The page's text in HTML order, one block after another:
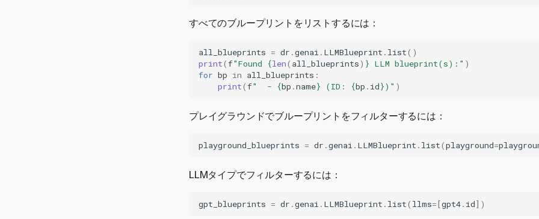
すべてのブループリントをリストするには：
all_blueprints = dr .genai . LLMBlueprint . list()
print(f"Found {len( all_blueprints) } LLM blueprint(s):" )
for bp in all_blueprints :
print(f"  - {bp .name} (ID: {bp . id})" )
プレイグラウンドでブループリントをフィルターするには：
playground_blueprints = dr .genai . LLMBlueprint . list(playground=
LLMタイプでフィルターするには：
gpt_blueprints = dr .genai . LLMBlueprint . list( llms=[gpt4. id])